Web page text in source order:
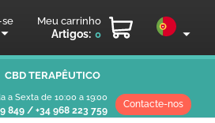
Meu carrinho
Artigos: 0
CBD TERAPÊUTICO
a Sexta de 10:00 a 19:00
849 / +34 968 223 759
Contacte-nos